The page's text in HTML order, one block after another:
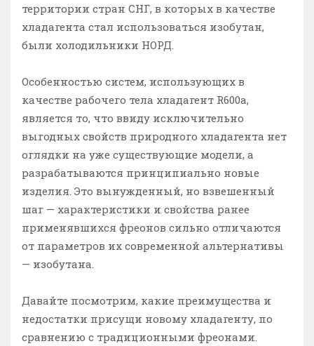
территории стран СНГ, в которых в качестве
хладагента стал использоваться изобутан,
были холодильники НОРД.
Особенностью систем, использующих в
качестве рабочего тела хладагент R600a,
является то, что ввиду исключительно
выгодных свойств природного хладагента нет
оглядки на уже существующие модели, а
разрабатываются принципиально новые
изделия. Это вынужденный, но взвешенный
шаг — характеристики и свойства ранее
применявшихся фреонов сильно отличаются
от параметров их современной альтернативы
— изобутана.
Давайте посмотрим, какие преимущества и
недостатки присущи новому хладагенту, по
сравнению с традиционными фреонами.